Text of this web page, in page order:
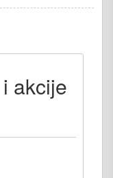
akcije